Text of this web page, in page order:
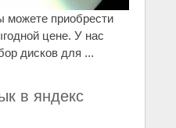
приобрести
цене. У нас
дисков для ...
в яндекс